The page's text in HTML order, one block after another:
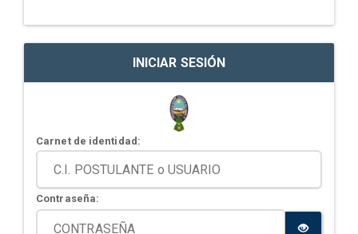
INICIAR SESIÓN
Carnet de identidad:
Contraseña: